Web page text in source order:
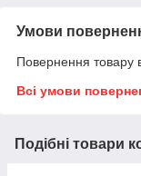
Умови
Повернення товару
Всі умови
Подібні товари